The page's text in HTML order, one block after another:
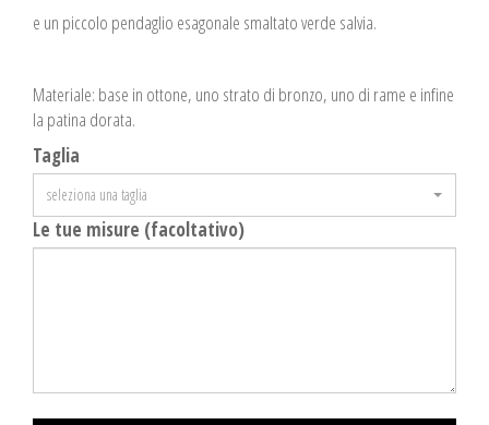
e un piccolo pendaglio esagonale smaltato verde salvia.
Materiale: base in ottone, uno strato di bronzo, uno di rame e infine
la patina dorata.
Taglia
seleziona una taglia
Le tue misure (facoltativo)